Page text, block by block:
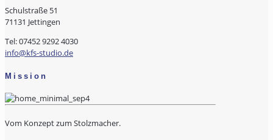
Schulstraße 51
71131 Jettingen
Tel: 07452 9292 4030
info@kfs-studio.de
Mission
Vom Konzept zum Stolzmacher.